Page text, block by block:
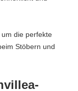
die perfekte
Stöbern und